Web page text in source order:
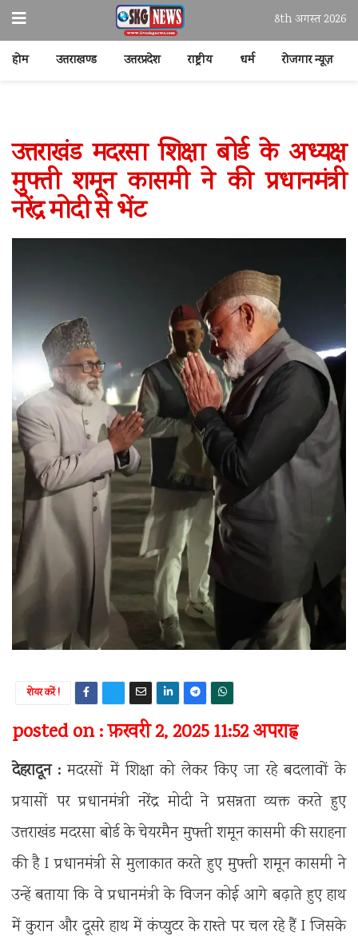
8th अगस्त 2026
होम उत्तराखण्ड उत्तरप्रदेश राष्ट्रीय धर्म रोजगार न्यूज़
उत्तराखंड मदरसा शिक्षा बोर्ड के अध्यक्ष
मुफ्ती शमून कासमी ने की प्रधानमंत्री
नरेंद्र मोदी से भेंट
शेयर करें !
posted on : फ़रवरी 2, 2025 11:52 अपराह्न
देहरादून : मदरसों में शिक्षा को लेकर किए जा रहे बदलावों के
प्रयासों पर प्रधानमंत्री नरेंद्र मोदी ने प्रसन्नता व्यक्त करते हुए
उत्तराखंड मदरसा बोर्ड के चेयरमैन मुफ्ती शमून कासमी की सराहना
की है I प्रधानमंत्री से मुलाकात करते हुए मुफ्ती शमून कासमी ने
उन्हें बताया कि वे प्रधानमंत्री के विजन कोई आगे बढ़ाते हुए हाथ
में कुरान और दूसरे हाथ में कंप्युटर के रास्ते पर चल रहे हैं I जिसके